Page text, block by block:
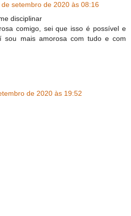
de setembro de 2020 às 08:16
disciplinar
comigo, sei que isso é possível e
sou mais amorosa com tudo e com
de 2020 às 19:52